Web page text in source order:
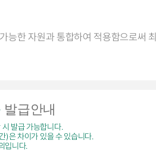
능한 자원과 통합하여 적용함으로써
발급안내
발급 가능합니다.
)은 차이가 있을 수 있습니다.
입니다.